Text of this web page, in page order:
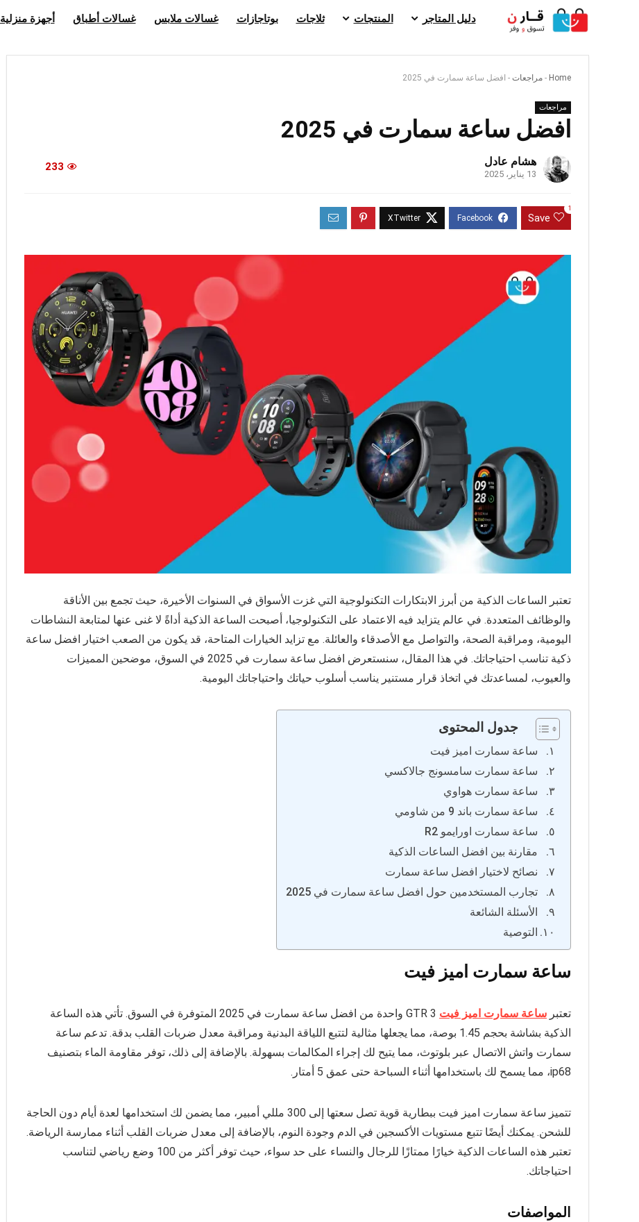
دليل المتاجر المنتجات ثلاجات بوتاجازات غسالات ملابس غسالات أطباق أجهزة منزلية
Home
- مراجعات - افضل ساعة سمارت في 2025
مراجعات
افضل ساعة سمارت في 2025
هشام عادل
13 يناير، 2025
233
Save
1
تعتبر الساعات الذكية من أبرز الابتكارات التكنولوجية التي غزت الأسواق في السنوات الأخيرة، حيث تجمع بين الأناقة
والوظائف المتعددة. في عالم يتزايد فيه الاعتماد على التكنولوجيا، أصبحت الساعة الذكية أداةً لا غنى عنها لمتابعة النشاطات
اليومية، ومراقبة الصحة، والتواصل مع الأصدقاء والعائلة. مع تزايد الخيارات المتاحة، قد يكون من الصعب اختيار افضل ساعة
ذكية تناسب احتياجاتك. في هذا المقال، سنستعرض افضل ساعة سمارت في 2025 في السوق، موضحين المميزات
والعيوب، لمساعدتك في اتخاذ قرار مستنير يناسب أسلوب حياتك واحتياجاتك اليومية.
جدول المحتوى
ساعة سمارت اميز فيت
ساعة سمارت سامسونج جالاكسي
ساعة سمارت هواوي
ساعة سمارت باند 9 من شاومي
ساعة سمارت اورايمو R2
مقارنة بين افضل الساعات الذكية
نصائح لاختيار افضل ساعة سمارت
تجارب المستخدمين حول افضل ساعة سمارت في 2025
الأسئلة الشائعة
التوصية
ساعة سمارت اميز فيت
تعتبر ساعة سمارت اميز فيت
GTR 3 واحدة من افضل ساعة سمارت في 2025 المتوفرة في السوق. تأتي هذه الساعة
الذكية بشاشة بحجم 1.45 بوصة، مما يجعلها مثالية لتتبع اللياقة البدنية ومراقبة معدل ضربات القلب بدقة. تدعم ساعة
سمارت واتش الاتصال عبر بلوتوث، مما يتيح لك إجراء المكالمات بسهولة. بالإضافة إلى ذلك، توفر مقاومة الماء بتصنيف
ip68، مما يسمح لك باستخدامها أثناء السباحة حتى عمق 5 أمتار.
تتميز ساعة سمارت اميز فيت ببطارية قوية تصل سعتها إلى 300 مللي أمبير، مما يضمن لك استخدامها لعدة أيام دون الحاجة
للشحن. يمكنك أيضًا تتبع مستويات الأكسجين في الدم وجودة النوم، بالإضافة إلى معدل ضربات القلب أثناء ممارسة الرياضة.
تعتبر هذه الساعات الذكية خيارًا ممتازًا للرجال والنساء على حد سواء، حيث توفر أكثر من 100 وضع رياضي لتناسب
احتياجاتك.
المواصفات